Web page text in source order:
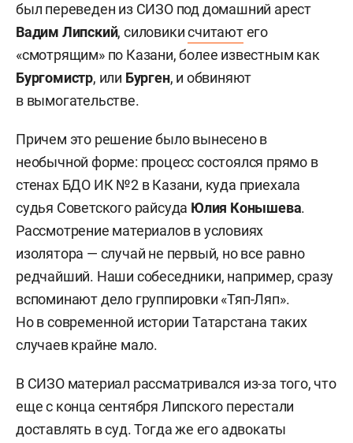
был переведен из СИЗО под домашний арест
Вадим Липский, силовикисчитаютего
«смотрящим» по Казани, более известным как
Бургомистр, или Бурген, и обвиняют
в вымогательстве.
Причем это решение было вынесено в
необычной форме: процесс состоялся прямо в
стенах БДО ИК №2 в Казани, куда приехала
судья Советского райсуда Юлия Конышева.
Рассмотрение материалов в условиях
изолятора — случай не первый, но все равно
редчайший. Наши собеседники, например, сразу
вспоминают дело группировки «Тяп-Ляп».
Но в современной истории Татарстана таких
случаев крайне мало.
В СИЗО материал рассматривался из-за того, что
еще с конца сентября Липского перестали
доставлять в суд. Тогда же его адвокаты